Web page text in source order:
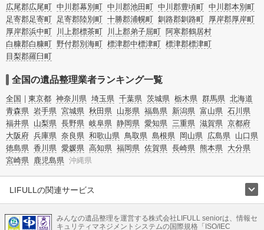
広尾郡広尾町 中川郡幕別町 中川郡池田町 中川郡豊頃町 中川郡本別町
足寄郡足寄町 足寄郡陸別町 十勝郡浦幌町 釧路郡釧路町 厚岸郡厚岸町
厚岸郡浜中町
川上郡標茶町 川上郡弟子屈町 阿寒郡鶴居村
白糠郡白糠町 野付郡別海町 標津郡中標津町 標津郡標津町
目梨郡羅臼町
全国の遺品整理業者ランキング一覧
全国 東京都 神奈川県 埼玉県 千葉県 茨城県 栃木県 群馬県 北海道
青森県 岩手県 宮城県 秋田県 山形県 福島県 新潟県 富山県 石川県
福井県 山梨県 長野県 岐阜県 静岡県 愛知県 三重県 滋賀県 京都府
大阪府 兵庫県 奈良県 和歌山県 鳥取県 島根県 岡山県 広島県 山口県
徳島県 香川県 愛媛県 高知県 福岡県 佐賀県 長崎県 熊本県 大分県
宮崎県 鹿児島県 沖縄県
LIFULLの関連サービス
不動産・住宅
引越し 老人ホーム 地方創生 ママの就労支援
みんなの遺品整理を運営する株式会社LIFULL seniorは、情報セ
キュリティマネジメントシステムの国際規格「ISO/IEC